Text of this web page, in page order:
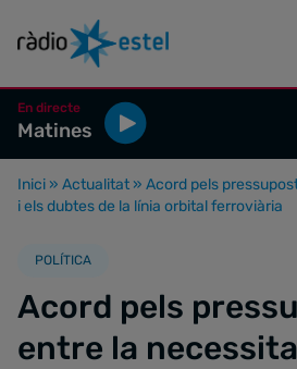
En directe
Matines
Inici » Actualitat » Acord pels
i els dubtes de la línia orbital ferroviària
POLÍTICA
Acord pels
entre la